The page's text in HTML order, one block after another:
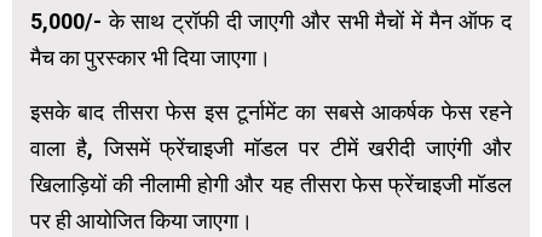
₹5,000/- के साथ ट्रॉफी दी जाएगी और सभी मैचों में मैन ऑफ द
मैच का पुरस्कार भी दिया जाएगा।
इसके बाद तीसरा फेस इस टूर्नामेंट का सबसे आकर्षक फेस रहने
वाला है, जिसमें फ्रेंचाइजी मॉडल पर टीमें खरीदी जाएंगी और
खिलाड़ियों की नीलामी होगी और यह तीसरा फेस फ्रेंचाइजी मॉडल
पर ही आयोजित किया जाएगा।